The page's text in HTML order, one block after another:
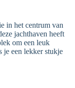
in het centrum van
jachthaven heeft
om een leuk
je een lekker stukje